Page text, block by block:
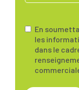
En
les
dans le